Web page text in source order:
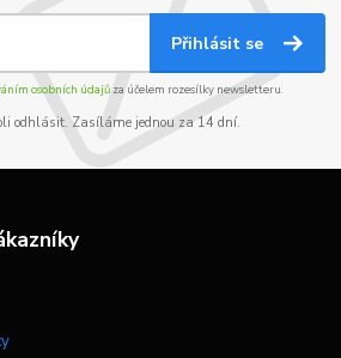
Přihlásit se
osobních údajůza účelem rozesílky newsletteru.
odhlásit. Zasíláme jednou za 14 dní.